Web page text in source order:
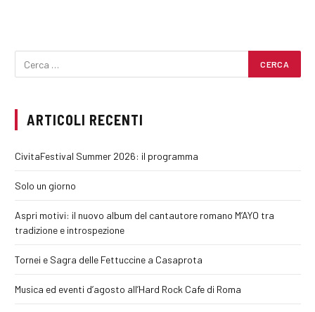
ARTICOLI RECENTI
CivitaFestival Summer 2026: il programma
Solo un giorno
Aspri motivi: il nuovo album del cantautore romano M’AYO tra
tradizione e introspezione
Tornei e Sagra delle Fettuccine a Casaprota
Musica ed eventi d’agosto all’Hard Rock Cafe di Roma